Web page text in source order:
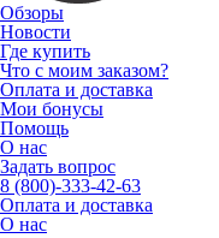
Обзоры
Новости
Где купить
Что с моим заказом?
Оплата и доставка
Мои бонусы
Помощь
О нас
Задать вопрос
8 (800)-333-42-63
Оплата и доставка
О нас